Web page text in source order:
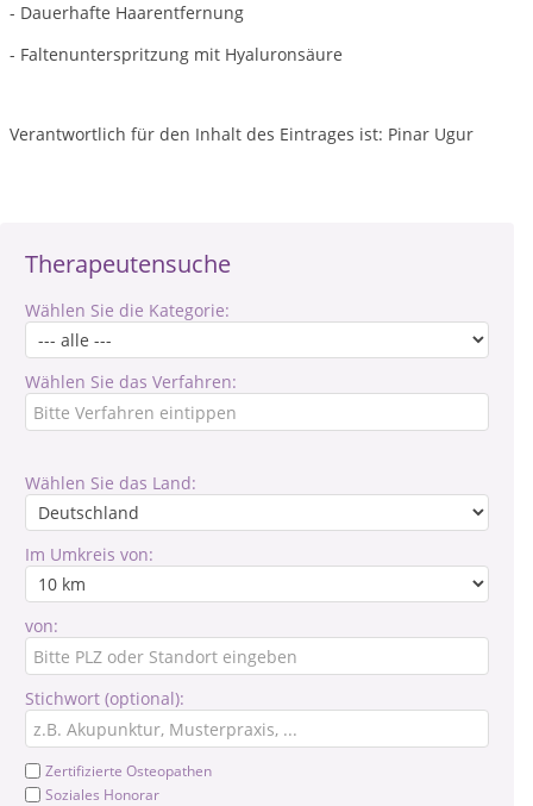
Therapeutensuche
Wählen Sie die Kategorie:
Wählen Sie das Verfahren:
Wählen Sie das Land:
Im Umkreis von:
von:
Stichwort (optional):
Zertifizierte Osteopathen
Soziales Honorar
- Dauerhafte Haarentfernung
- Faltenunterspritzung mit Hyaluronsäure
Verantwortlich für den Inhalt des Eintrages ist: Pinar Ugur